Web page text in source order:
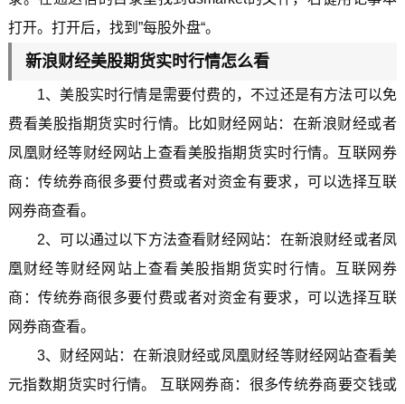
打开。打开后，找到”每股外盘“。
新浪财经美股期货实时行情怎么看
1、美股实时行情是需要付费的，不过还是有方法可以免
费看美股指期货实时行情。比如财经网站：在新浪财经或者
凤凰财经等财经网站上查看美股指期货实时行情。互联网券
商：传统券商很多要付费或者对资金有要求，可以选择互联
网券商查看。
2、可以通过以下方法查看财经网站：在新浪财经或者凤
凰财经等财经网站上查看美股指期货实时行情。互联网券
商：传统券商很多要付费或者对资金有要求，可以选择互联
网券商查看。
3、财经网站：在新浪财经或凤凰财经等财经网站查看美
元指数期货实时行情。 互联网券商：很多传统券商要交钱或